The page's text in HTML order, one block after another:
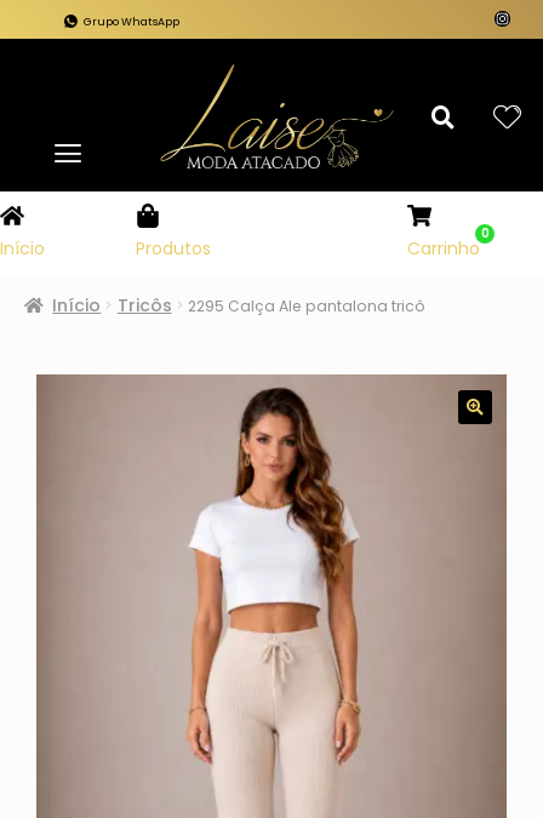
Grupo WhatsApp
Início Produtos Carrinho
0
Início Tricôs 2295 Calça Ale pantalona tricô